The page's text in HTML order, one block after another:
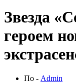
Звезда
героем
По - Admin